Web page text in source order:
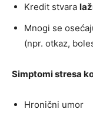
Kredit stvara
Mnogi se
(npr. otkaz,
Simptomi stresa
Hronični umor